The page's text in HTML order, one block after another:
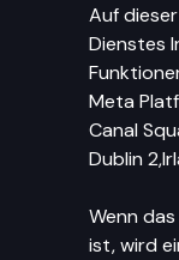
Auf
Dienstes
Meta
Canal
Dublin
Wenn
ist, wird